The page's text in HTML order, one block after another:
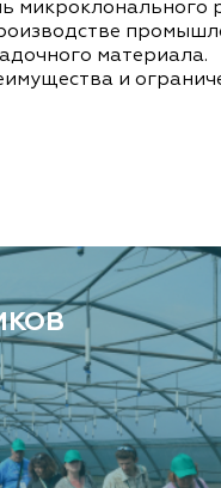
микроклонального
материала.
и